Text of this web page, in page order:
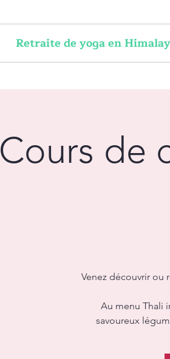
Retraite de yoga en
Cours de
Venez découvrir ou
Au menu Thali
savoureux